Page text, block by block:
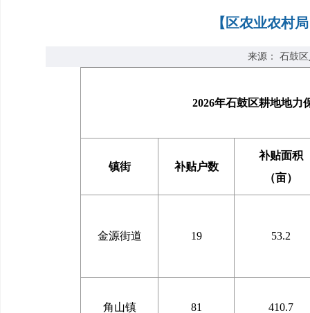
【区农业农村
来源： 石鼓
2026年石鼓区耕地地力
镇街 补贴户数
补贴面积
（亩）
金源街道 19 53.2
角山镇 81 410.7